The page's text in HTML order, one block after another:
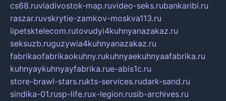
cs68.ruvladivostok-map.ruvideo-seks.rubankaribi.ru
raszar.ruvskrytie-zamkov-moskva113.ru
lipetsktelecom.rutovudyi4kuhnyanazakaz.ru
seksuzb.ruguzywia4kuhnyanazakaz.ru
fabrikaofabrikaokuhny.rukuhnyaekuhnyaafabrika.ru
kuhnyaykuhnyayfabrika.rue-abis1c.ru
store-brawl-stars.rukts-services.rudark-sand.ru
sindika-01.rusp-life.rux-legion.rusib-archives.ru